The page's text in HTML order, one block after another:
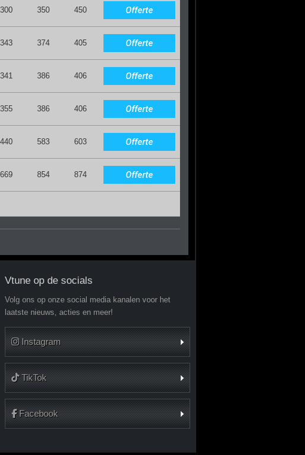
300 350 450 Offerte
343 374 405 Offerte
341 386 406 Offerte
355 386 406 Offerte
440 583 603 Offerte
669 854 874 Offerte
Vtune op de socials
Volg ons op onze social media kanalen voor het
laatste nieuws, acties en meer!
Instagram
TikTok
Facebook